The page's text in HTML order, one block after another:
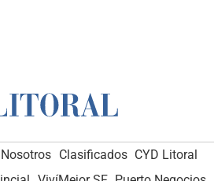
Clasificados CYD Litoral